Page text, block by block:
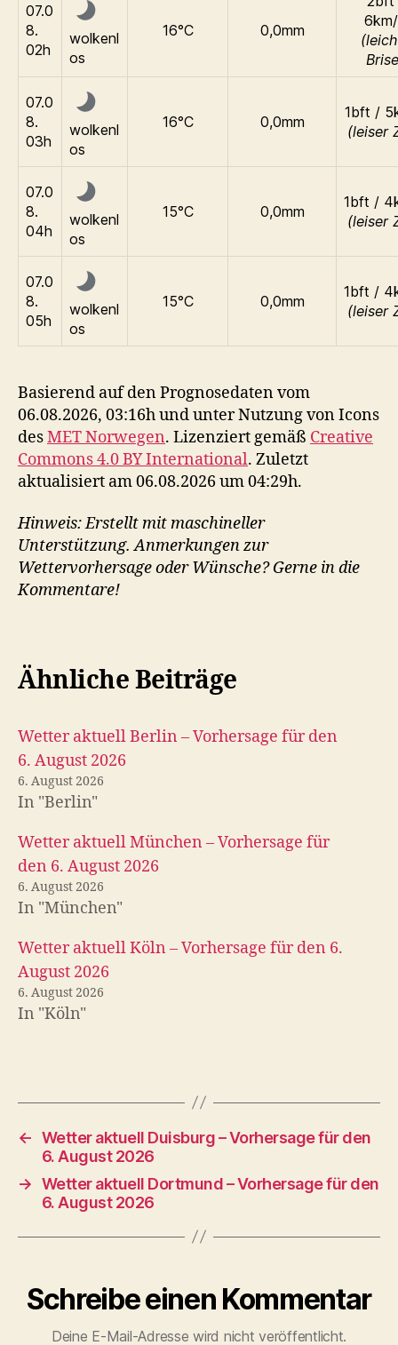
07.0
8.
02h
wolkenl
os
16°C 0,0mm
07.0
8.
03h
wolkenl
os
16°C 0,0mm
1bft /
(leiser
07.0
8.
04h
wolkenl
os
15°C 0,0mm
1bft /
(leiser
07.0
8.
05h
wolkenl
os
15°C 0,0mm
1bft /
(leiser
Basierend auf den Prognosedaten vom
06.08.2026, 03:16h und unter Nutzung von Icons
desMET Norwegen. Lizenziert gemäß Creative
Commons 4.0 BY International. Zuletzt
aktualisiert am 06.08.2026 um 04:29h.
Hinweis: Erstellt mit maschineller
Unterstützung. Anmerkungen zur
Wettervorhersage oder Wünsche? Gerne in die
Kommentare!
Ähnliche Beiträge
Wetter aktuell Berlin – Vorhersage für den
6. August 2026
6. August 2026
In "Berlin"
Wetter aktuell München – Vorhersage für
den 6. August 2026
6. August 2026
In "München"
Wetter aktuell Köln – Vorhersage für den 6.
August 2026
6. August 2026
In "Köln"
← Wetter aktuell Duisburg – Vorhersage für den
6. August 2026
→ Wetter aktuell Dortmund – Vorhersage für den
6. August 2026
Schreibe einen Kommentar
Deine E-Mail-Adresse wird nicht veröffentlicht.